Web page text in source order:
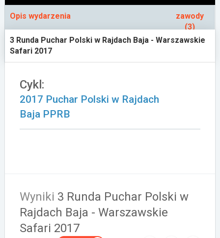
Opis wydarzenia
zawody
(3)
3 Runda Puchar Polski w Rajdach Baja - Warszawskie
Safari 2017
Cykl:
2017 Puchar Polski w Rajdach
Baja PPRB
Wyniki 3 Runda Puchar Polski w
Rajdach Baja - Warszawskie
Safari 2017